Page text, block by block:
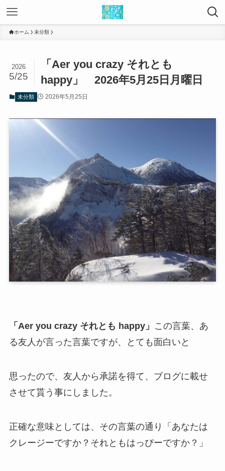
ホーム 未分類
「Aer you crazy それとも
happy」 2026年5月25日月曜日
2026
5/25
未分類 2026年5月25日
「Aer you crazy それとも happy」 この言葉、あ
る友人が言った言葉ですが、とても面白いと
思ったので、友人から承諾を得て、ブログに載せ
させて貰う事にしました。
正確な意味としては、その言葉の通り「あなたは
クレージーですか？それともはっぴーですか？」